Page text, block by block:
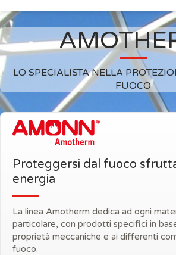
LO SPECIALISTA NELLA
FUOCO
Proteggersi dal fuoco
energia
La linea Amotherm dedica ad ogni
particolare, con prodotti specifici in
proprietà meccaniche e ai differenti
fuoco.